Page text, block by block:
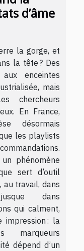
d’âme
la gorge, et
la tête ? Des
enceintes
mais
chercheurs
En France,
désormais
les playlists
phénomène
sert d’outil
au travail, dans
dans
qui calment,
impression : la
dépend d’un